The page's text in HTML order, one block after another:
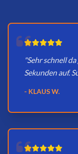
"Sehr schnell
Sekunden auf.
- KLAUS W.